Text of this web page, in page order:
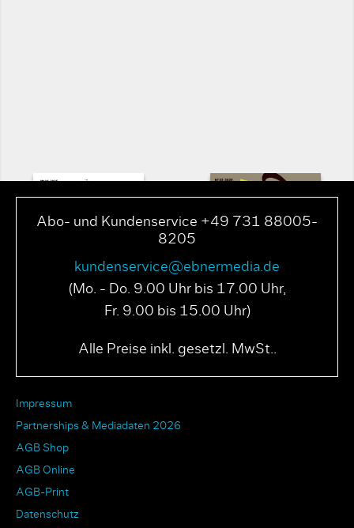
Abo- und Kundenservice +49 731 88005-
8205
kundenservice@ebnermedia.de
(Mo. - Do. 9.00 Uhr bis 17.00 Uhr,
Fr. 9.00 bis 15.00 Uhr)
Alle Preise inkl. gesetzl. MwSt..
Impressum
Partnerships & Mediadaten 2026
AGB Shop
AGB Online
AGB-Print
Datenschutz